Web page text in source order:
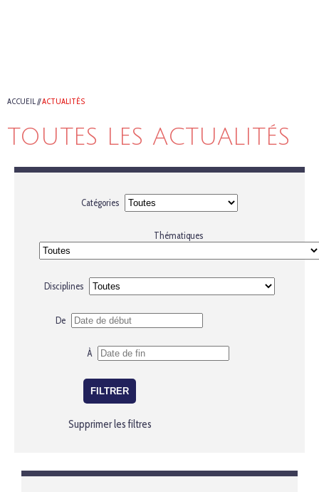
ACCUEIL//ACTUALITÉS
TOUTES LES ACTUALITÉS
Catégories
Thématiques
Disciplines
De
À
Supprimer les filtres